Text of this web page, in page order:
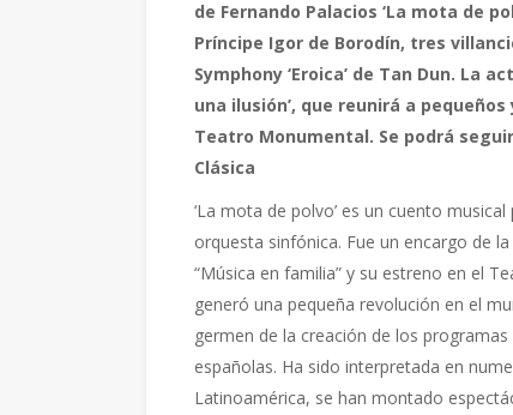
de Fernando Palacios ‘La mota de
Príncipe Igor de Borodín, tres
Symphony ‘Eroica’ de Tan Dun. La
una ilusión’, que reunirá a
Teatro Monumental. Se podrá
Clásica
‘La mota de polvo’ es un cuento
orquesta sinfónica. Fue un encargo de
“Música en familia” y su estreno en el
generó una pequeña revolución en el
germen de la creación de los
españolas. Ha sido interpretada en
Latinoamérica, se han montado